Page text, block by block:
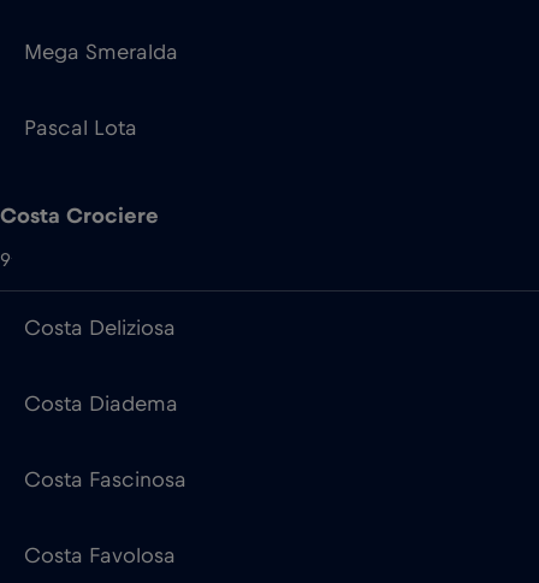
Mega Smeralda
Pascal Lota
Costa Crociere
9
Costa Deliziosa
Costa Diadema
Costa Fascinosa
Costa Favolosa